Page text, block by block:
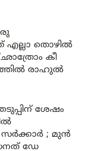
എല്ലാ തൊഴിൽ
കീ
രാഹുൽ
ശേഷം
സർക്കാർ ; മുൻ
ഡേ